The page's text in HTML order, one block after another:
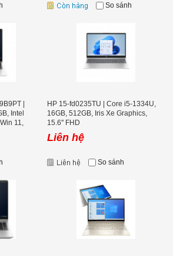
So sánh
|
Intel
11,
HP 15-fd0235TU | Core i5-1334U,
16GB, 512GB, Iris Xe Graphics,
15.6'' FHD
Liên hệ
So sánh